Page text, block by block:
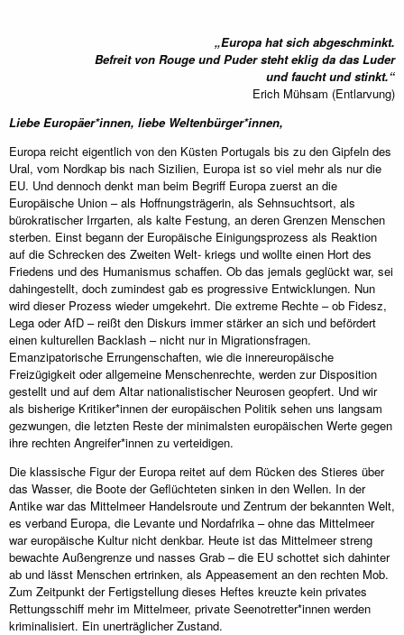
„Europa hat sich abgeschminkt.
Befreit von Rouge und Puder steht eklig da das Luder
und faucht und stinkt.“
Erich Mühsam (Entlarvung)
Liebe Europäer*innen, liebe Weltenbürger*innen,
Europa reicht eigentlich von den Küsten Portugals bis zu den Gipfeln des
Ural, vom Nordkap bis nach Sizilien, Europa ist so viel mehr als nur die
EU. Und dennoch denkt man beim Begriff Europa zuerst an die
Europäische Union – als Hoffnungsträgerin, als Sehnsuchtsort, als
bürokratischer Irrgarten, als kalte Festung, an deren Grenzen Menschen
sterben. Einst begann der Europäische Einigungsprozess als Reaktion
auf die Schrecken des Zweiten Welt- kriegs und wollte einen Hort des
Friedens und des Humanismus schaffen. Ob das jemals geglückt war, sei
dahingestellt, doch zumindest gab es progressive Entwicklungen. Nun
wird dieser Prozess wieder umgekehrt. Die extreme Rechte – ob Fidesz,
Lega oder AfD – reißt den Diskurs immer stärker an sich und befördert
einen kulturellen Backlash – nicht nur in Migrationsfragen.
Emanzipatorische Errungenschaften, wie die innereuropäische
Freizügigkeit oder allgemeine Menschenrechte, werden zur Disposition
gestellt und auf dem Altar nationalistischer Neurosen geopfert. Und wir
als bisherige Kritiker*innen der europäischen Politik sehen uns langsam
gezwungen, die letzten Reste der minimalsten europäischen Werte gegen
ihre rechten Angreifer*innen zu verteidigen.
Die klassische Figur der Europa reitet auf dem Rücken des Stieres über
das Wasser, die Boote der Geflüchteten sinken in den Wellen. In der
Antike war das Mittelmeer Handelsroute und Zentrum der bekannten Welt,
es verband Europa, die Levante und Nordafrika – ohne das Mittelmeer
war europäische Kultur nicht denkbar. Heute ist das Mittelmeer streng
bewachte Außengrenze und nasses Grab – die EU schottet sich dahinter
ab und lässt Menschen ertrinken, als Appeasement an den rechten Mob.
Zum Zeitpunkt der Fertigstellung dieses Heftes kreuzte kein privates
Rettungsschiff mehr im Mittelmeer, private Seenotretter*innen werden
kriminalisiert. Ein unerträglicher Zustand.